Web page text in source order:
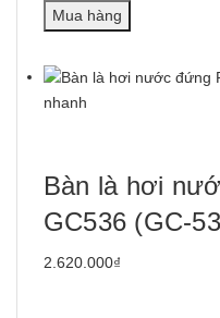
Mua hàng
nhanh
Bàn là hơi
GC536 (GC-
2.620.000₫